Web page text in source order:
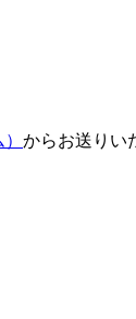
からお送りい